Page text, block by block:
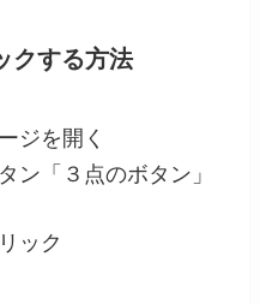
クする方法
ジを開く
ン「３点のボタン」
ック